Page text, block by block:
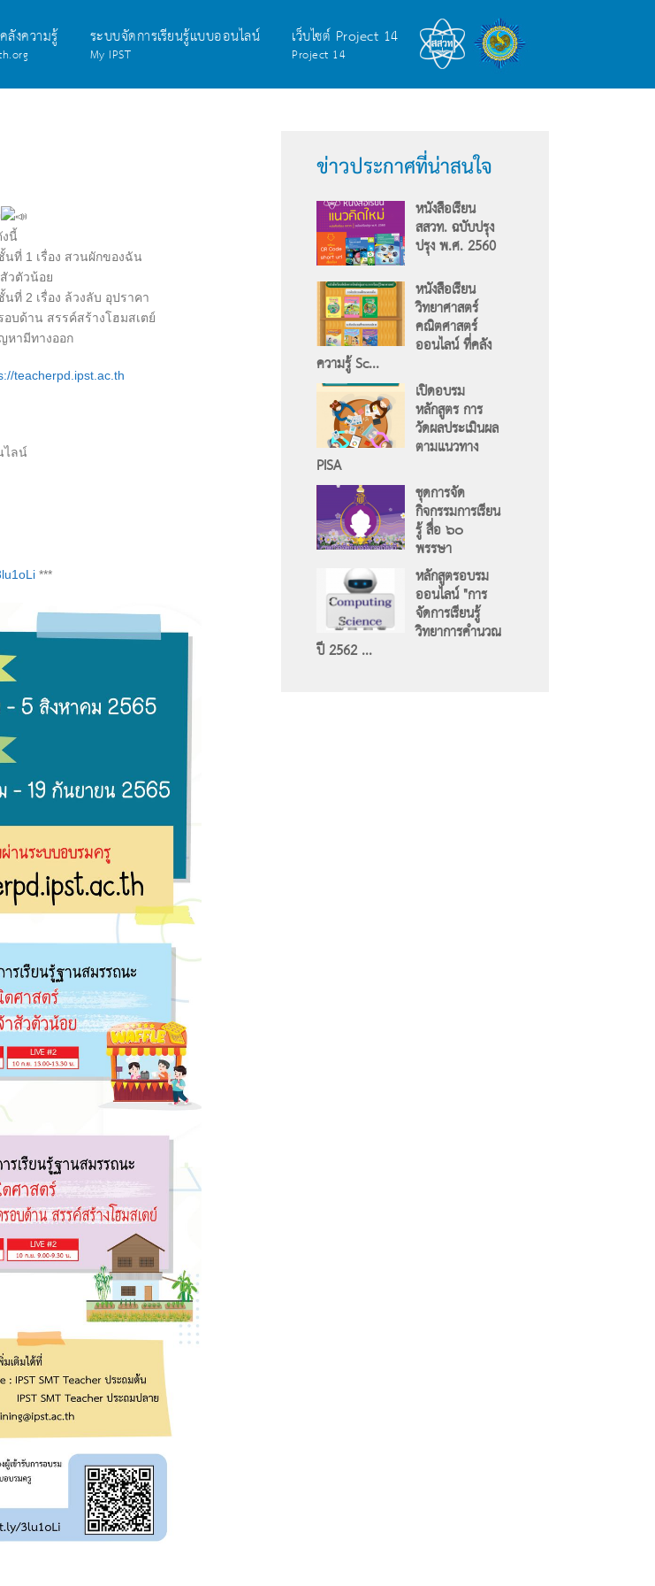
ลังความรู้ ระบบจัดการเรียนรู้แบบออนไลน์
My IPST
เว็บไซต์ Project 14
Project 14
นี้
ที่ 1 เรื่อง สวนผักของฉัน
วตัวน้อย
ที่ 2 เรื่อง ล้วงลับ อุปราคา
บด้าน สรรค์สร้างโฮมสเตย์
หามีทางออก
teacherpd.ipst.ac.th
ไลน์
***
ข่าวประกาศที่น่าสนใจ
หนังสือเรียน
สสวท. ฉบับปรุง
ปรุง พ.ศ. 2560
หนังสือเรียน
วิทยาศาสตร์
คณิตศาสตร์
ออนไลน์ ที่คลัง
ความรู้ Sc...
เปิดอบรม
หลักสูตร การ
วัดผลประเมินผล
ตามแนวทาง
PISA
ชุดการจัด
กิจกรรมการเรียน
รู้ สื่อ ๖๐
พรรษา
หลักสูตรอบรม
ออนไลน์ "การ
จัดการเรียนรู้
วิทยาการคำนวณ
ปี 2562 ...